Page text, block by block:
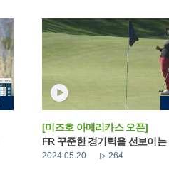
[미즈호 아메리카스 오픈]
FR 꾸준한 경기력을 선보이는
2024.05.20 264